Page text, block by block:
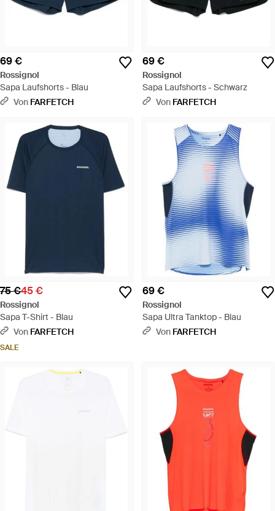
69 €
Rossignol
Sapa Laufshorts - Blau
Von FARFETCH
69 €
Rossignol
Sapa Laufshorts - Schwarz
Von FARFETCH
75 €45 €
Rossignol
Sapa T-Shirt - Blau
Von FARFETCH
SALE
69 €
Rossignol
Sapa Ultra Tanktop - Blau
Von FARFETCH